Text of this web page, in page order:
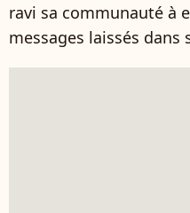
ravi sa communauté à
messages laissés